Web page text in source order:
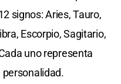
signos: Aries, Tauro,
Escorpio, Sagitario,
uno representa